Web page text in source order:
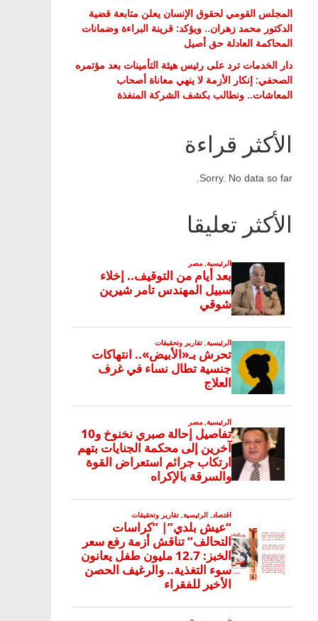
المجلس القومي لحقوق الإنسان يعلن متابعة قضية
الدكتور محمد زهران.. ويؤكد: قرينة البراءة وضمانات
المحاكمة العادلة حق أصيل
دار الخدمات ترد على رئيس هيئة التأمينات بعد مؤتمره
الصحفي: إنكار الأزمة لا ينهي معاناة أصحاب
المعاشات.. ونطالب بكشف الشركة المنفذة
الأكثر قراءة
Sorry. No data so far.
الأكثر تعليقا